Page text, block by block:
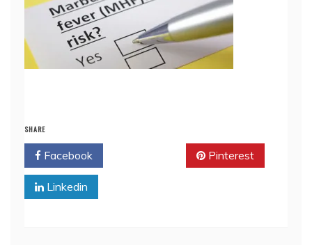
SHARE
Facebook Pinterest
Linkedin